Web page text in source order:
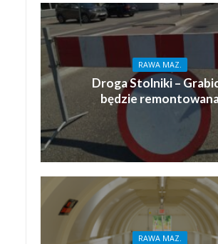
RAWA MAZ.
Droga Stolniki –
będzie
RAWA MAZ.